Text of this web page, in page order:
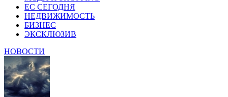
ЕС СЕГОДНЯ
НЕДВИЖИМОСТЬ
БИЗНЕС
ЭКСКЛЮЗИВ
НОВОСТИ